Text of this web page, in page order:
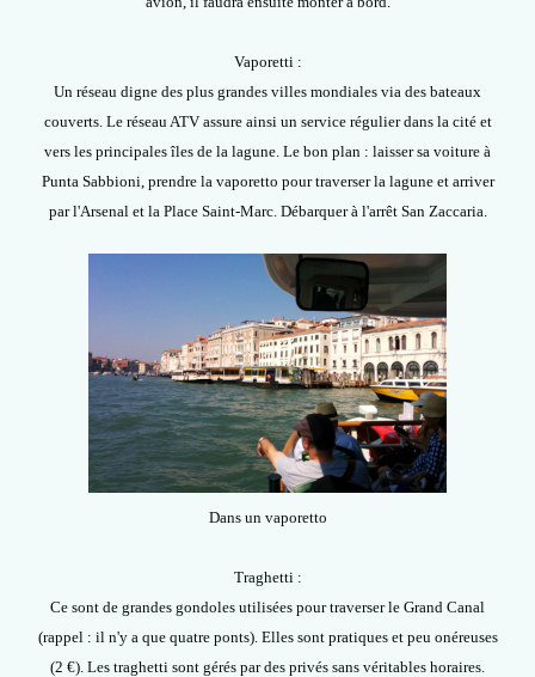
Vaporetti :
Un réseau digne des plus grandes villes mondiales via des bateaux
couverts. Le réseau ATV assure ainsi un service régulier dans la cité et
vers les principales îles de la lagune. Le bon plan : laisser sa voiture à
Punta Sabbioni, prendre la vaporetto pour traverser la lagune et arriver
par l'Arsenal et la Place Saint-Marc. Débarquer à l'arrêt San Zaccaria.
Dans un vaporetto
Traghetti :
Ce sont de grandes gondoles utilisées pour traverser le Grand Canal
(rappel : il n'y a que quatre ponts). Elles sont pratiques et peu onéreuses
(2 €). Les traghetti sont gérés par des privés sans véritables horaires.